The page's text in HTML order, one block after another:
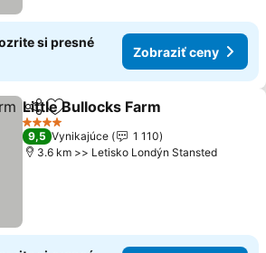
si presné
Zobraziť ceny
ZdieľaťPridať do obľúbených
Little Bullocks Farm
4 Počet hviezdičiek
9,5 Vynikajúce
1 110
3.6 km >> Letisko Londýn Stansted